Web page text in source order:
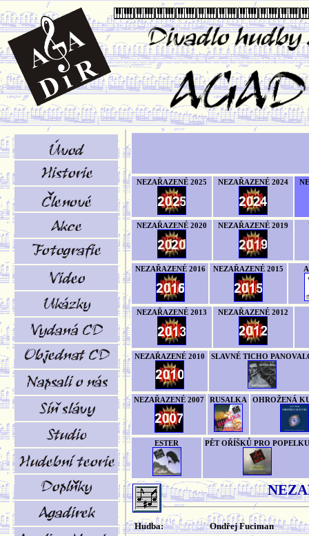
NEZAŘAZENÉ 2025 NEZAŘAZENÉ 2024
NEZAŘAZENÉ 2020 NEZAŘAZENÉ 2019
NEZAŘAZENÉ 2016 NEZAŘAZENÉ 2015
NEZAŘAZENÉ 2013 NEZAŘAZENÉ 2012
NEZAŘAZENÉ 2010 SLAVNÉ TICHO
NEZAŘAZENÉ 2007 RUSALKA OHROŽENÁ
ESTER PĚT OŘÍŠKŮ PRO POPELKU
Hudba: Ondřej Fuciman